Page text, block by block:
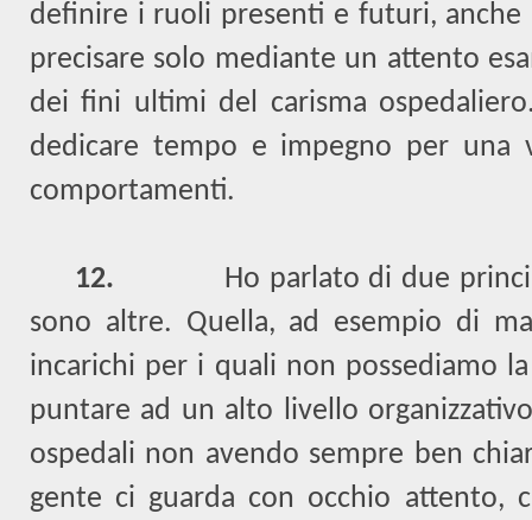
definire i ruoli presenti e futuri, anche
precisare solo mediante un attento
dei fini ultimi del carisma
dedicare tempo e impegno per una
comportamenti.
12.
Ho parlato di due
sono altre. Quella, ad esempio di
incarichi per i quali non possediamo
puntare ad un alto livello
ospedali non avendo sempre ben
gente ci guarda con occhio attento,